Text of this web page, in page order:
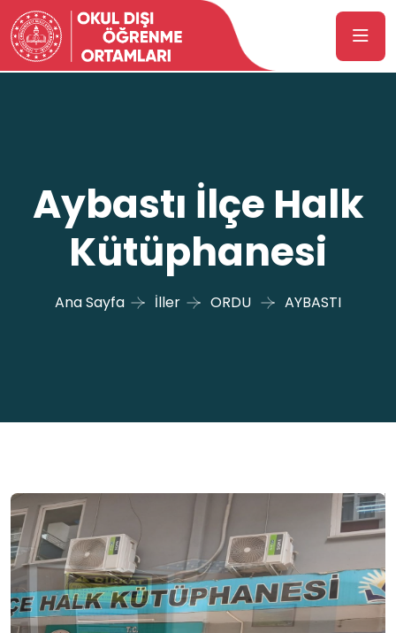
Aybastı İlçe Halk
Kütüphanesi
Ana Sayfa İller ORDU AYBASTI